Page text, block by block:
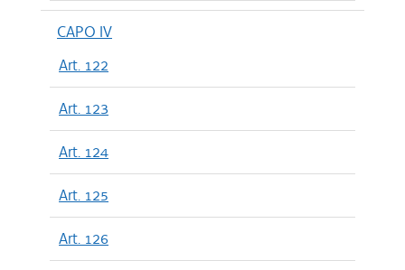
CAPO IV
Art. 122
Art. 123
Art. 124
Art. 125
Art. 126